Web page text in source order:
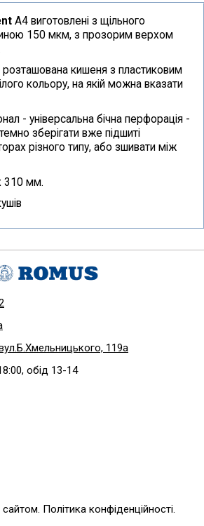
А4 виготовлені з щільного
150 мкм, з прозорим верхом
розташована кишеня з пластиковим
кольору, на якій можна вказати
- універсальна бічна перфорація -
зберігати вже підшиті
різного типу, або зшивати між
310 мм.
119а
обід 13-14
Політика конфіденційності.